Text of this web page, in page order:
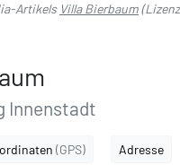
Artikels Villa Bierbaum
Innenstadt
(GPS) Adresse